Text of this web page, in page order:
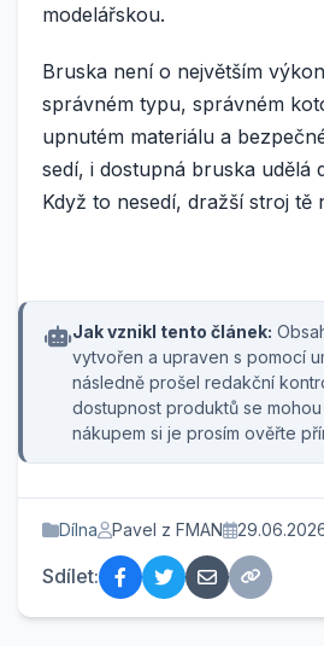
modelářskou.
Bruska není o největším
správném typu, správném
upnutém materiálu a
sedí, i dostupná bruska udělá
Když to nesedí, dražší stroj tě
Jak vznikl tento článek:
vytvořen a upraven s pomocí
následně prošel redakční
dostupnost produktů se
nákupem si je prosím ověřte
Dílna Pavel z FMAN
Sdílet: